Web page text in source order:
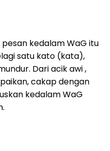
kedalam WaG itu
satu kato (kata),
Dari acik awi ,
cakap dengan
kedalam WaG